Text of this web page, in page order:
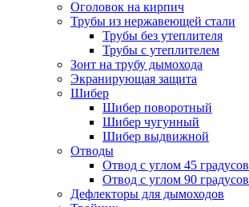
Оголовок на кирпич
Трубы из нержавеющей стали
Трубы без утеплителя
Трубы с утеплителем
Зонт на трубу дымохода
Экранирующая защита
Шибер
Шибер поворотный
Шибер чугунный
Шибер выдвижной
Отводы
Отвод с углом 45 градусов
Отвод с углом 90 градусов
Дефлекторы для дымоходов